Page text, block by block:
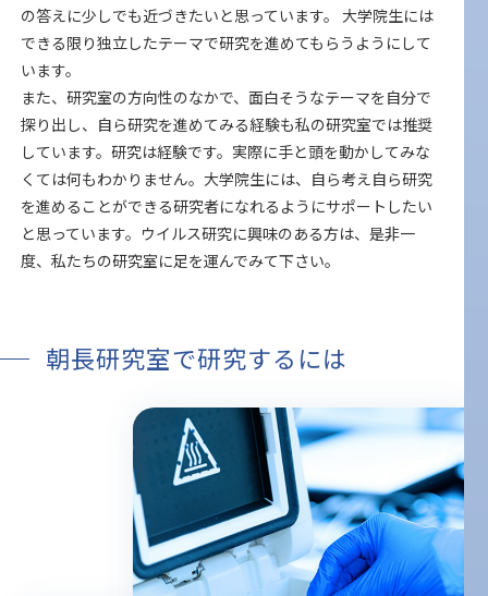
の答えに少しでも近づきたいと思っています。 大学院生には
できる限り独立したテーマで研究を進めてもらうようにして
います。
また、研究室の方向性のなかで、面白そうなテーマを自分で
探り出し、自ら研究を進めてみる経験も私の研究室では推奨
しています。研究は経験です。実際に手と頭を動かしてみな
くては何もわかりません。大学院生には、自ら考え自ら研究
を進めることができる研究者になれるようにサポートしたい
と思っています。ウイルス研究に興味のある方は、是非一
度、私たちの研究室に足を運んでみて下さい。
朝長研究室で研究するには